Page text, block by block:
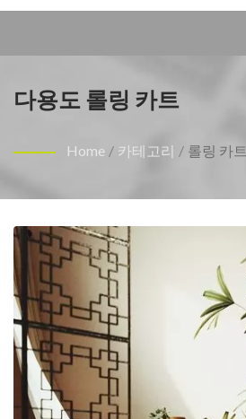
다용도 롤링 카트
Home / 카테고리 / 롤링 카트